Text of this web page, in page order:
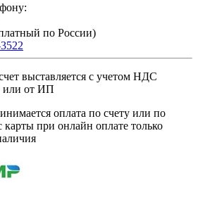
по России)
выставляется с учетом НДС
или от ИП
оплата по счету или по
карты при онлайн оплате только